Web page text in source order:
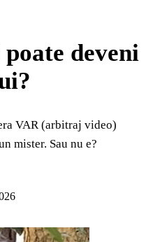
deveni
VAR (arbitraj video)
mister. Sau nu e?